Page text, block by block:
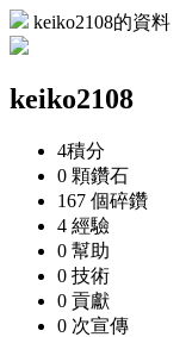
keiko2108的資料
keiko2108
4積分
0 顆鑽石
167 個碎鑽
4 經驗
0 幫助
0 技術
0 貢獻
0 次宣傳